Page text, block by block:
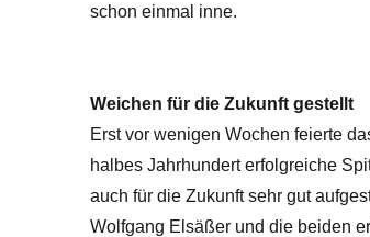
schon einmal inne.
Weichen für die Zukunft gestellt
Erst vor wenigen Wochen feierte
halbes Jahrhundert erfolgreiche
auch für die Zukunft sehr gut
Wolfgang Elsäßer und die beiden